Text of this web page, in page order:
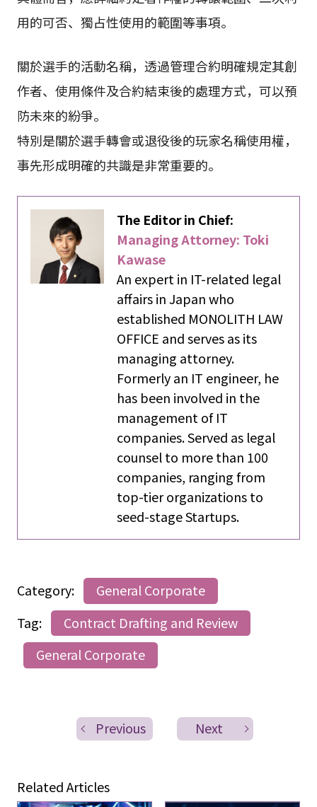
用的可否、獨占性使用的範圍等事項。
關於選手的活動名稱，透過管理合約明確規定其創
作者、使用條件及合約結束後的處理方式，可以預
防未來的紛爭。
特別是關於選手轉會或退役後的玩家名稱使用權，
事先形成明確的共識是非常重要的。
The Editor in Chief:
Managing Attorney: Toki
Kawase
An expert in IT-related legal
affairs in Japan who
established MONOLITH LAW
OFFICE and serves as its
managing attorney.
Formerly an IT engineer, he
has been involved in the
management of IT
companies. Served as legal
counsel to more than 100
companies, ranging from
top-tier organizations to
seed-stage Startups.
Category:
General Corporate
Tag:
Contract Drafting and Review
General Corporate
Previous Next
Related Articles